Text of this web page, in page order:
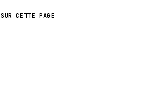
SUR CETTE PAGE